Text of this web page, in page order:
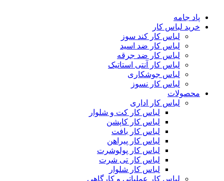
پاد جامه
خرید لباس کار
لباس کار کند سوز
لباس کار ضد اسید
لباس کار ضد جرقه
لباس کار آنتی استاتیک
لباس جوشکاری
لباس کار نسوز
محصولات
لباس کار اداری
لباس کار کت و شلوار
لباس کار کاپشن
لباس کار بافت
لباس کار پیراهن
لباس کار پولوشرت
لباس کار تی شرت
لباس کار شلوار
لباس کار عملیاتی و کارگاهی